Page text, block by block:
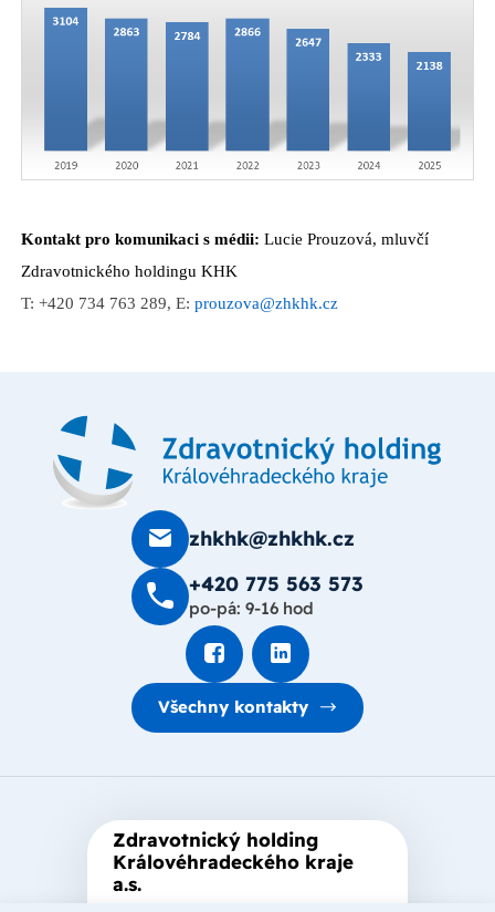
Kontakt pro komunikaci s médii: Lucie Prouzová, mluvčí
Zdravotnického holdingu KHK
T: +420 734 763 289, E: prouzova@zhkhk.cz
zhkhk@zhkhk.cz
+420 775 563 573
po-pá: 9-16 hod
Všechny kontakty
Zdravotnický holding
Královéhradeckého kraje
a.s.